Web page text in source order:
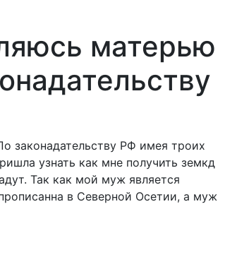
матерью
законадательству РФ имея троих
узнать как мне получить земкд
Так как мой муж является
в Северной Осетии, а муж